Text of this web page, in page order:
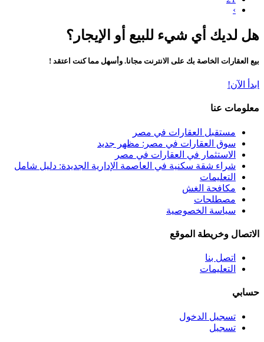
›
هل لديك أي شيء للبيع أو الإيجار؟
بيع العقارات الخاصة بك على الانترنت مجانا. وأسهل مما كنت اعتقد !
ابدأ الآن!
معلومات عنا
مستقبل العقارات في مصر
سوق العقارات في مصر: مظهر جديد
الاستثمار في العقارات في مصر
شراء شقة سكنية في العاصمة الإدارية الجديدة: دليل شامل
التعليمات
مكافحة الغش
مصطلحات
سياسة الخصوصية
الاتصال وخريطة الموقع
اتصل بنا
التعليمات
حسابي
تسجيل الدخول
تسجيل